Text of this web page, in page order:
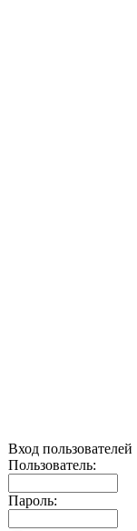
Вход пользователей
Пользователь:
Пароль: